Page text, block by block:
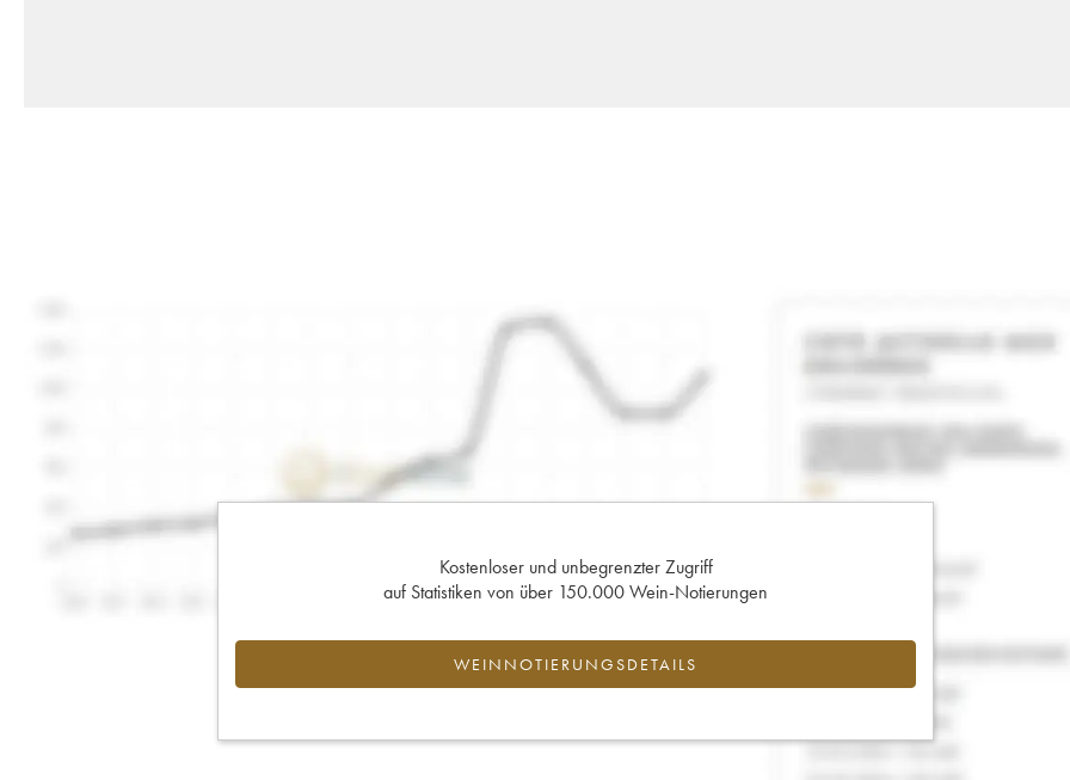
Kostenloser und unbegrenzter Zugriff
auf Statistiken von über 150.000 Wein-Notierungen
WEINNOTIERUNGSDETAILS